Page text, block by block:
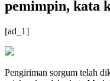
pemimpin, kata
[ad_1]
Pengiriman sorgum telah